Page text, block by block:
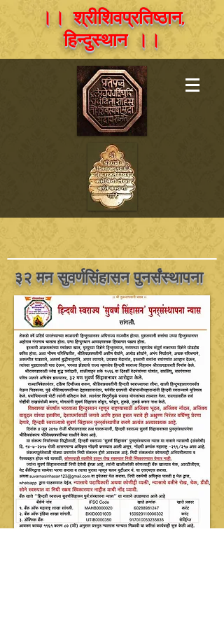
।। श्रीशिवप्रतिष्ठान,
हिन्दुस्थान ।।
३२ मन सुवर्णसिंहासन पुनर्संस्थापना